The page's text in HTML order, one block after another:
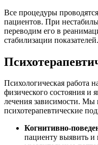
Все процедуры
пациентов. При
переводим его в
стабилизации показателей.
Психологическая работа
физического состояния и
лечения зависимости. Мы
психотерапевтические
Когнитивно-
пациенту выявить и